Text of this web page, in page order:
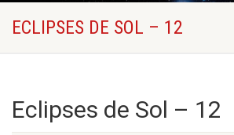
ECLIPSES DE SOL – 12
Eclipses de Sol – 12